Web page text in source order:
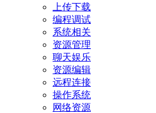
上传下载
编程调试
系统相关
资源管理
聊天娱乐
资源编辑
远程连接
操作系统
网络资源